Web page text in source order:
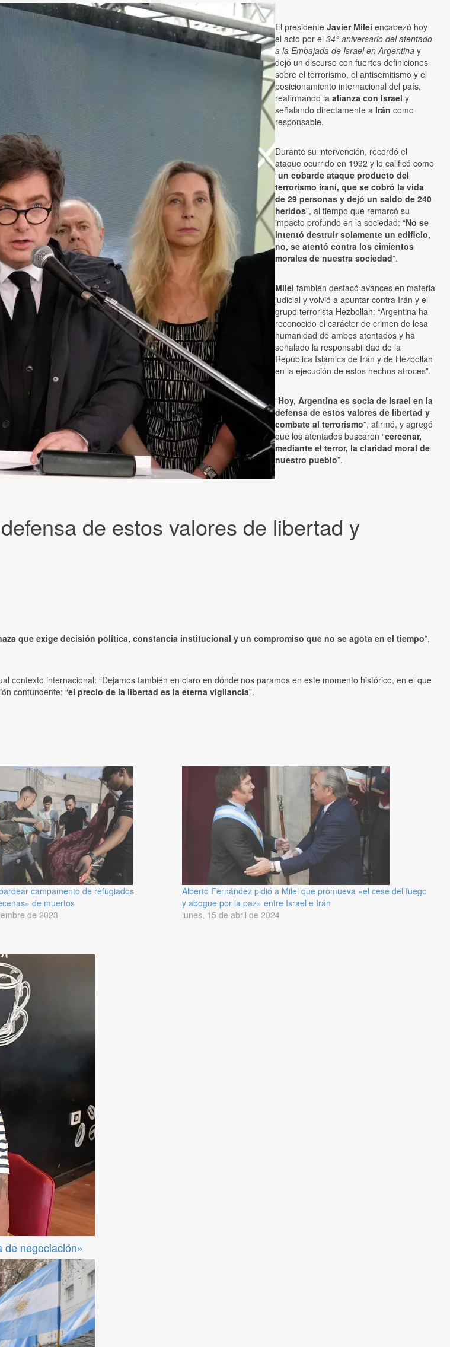
de estos valores de libertad y
El presidente Javier Milei encabezó hoy
el acto por el 34° aniversario del atentado
a la Embajada de Israel en Argentina y
dejó un discurso con fuertes definiciones
sobre el terrorismo, el antisemitismo y el
posicionamiento internacional del país,
reafirmando la alianza con Israel y
señalando directamente a Irán como
responsable.
Durante su intervención, recordó el
ataque ocurrido en 1992 y lo calificó como
“un cobarde ataque producto del
terrorismo iraní, que se cobró la vida
de 29 personas y dejó un saldo de 240
heridos”, al tiempo que remarcó su
impacto profundo en la sociedad: “No se
intentó destruir solamente un edificio,
no, se atentó contra los cimientos
morales de nuestra sociedad”.
Milei también destacó avances en materia
judicial y volvió a apuntar contra Irán y el
grupo terrorista Hezbollah: “Argentina ha
reconocido el carácter de crimen de lesa
humanidad de ambos atentados y ha
señalado la responsabilidad de la
República Islámica de Irán y de Hezbollah
en la ejecución de estos hechos atroces”.
“Hoy, Argentina es socia de Israel en la
defensa de estos valores de libertad y
combate al terrorismo”, afirmó, y agregó
que los atentados buscaron “cercenar,
mediante el terror, la claridad moral de
nuestro pueblo”.
que exige decisión política, constancia institucional y un compromiso que no se agota en el tiempo”,
contexto internacional: “Dejamos también en claro en dónde nos paramos en este momento histórico, en el que
contundente: “el precio de la libertad es la eterna vigilancia”.
campamento de refugiados
de muertos
de 2023
Alberto Fernández pidió a Milei que promueva «el cese del fuego
y abogue por la paz» entre Israel e Irán
lunes, 15 de abril de 2024
de negociación»